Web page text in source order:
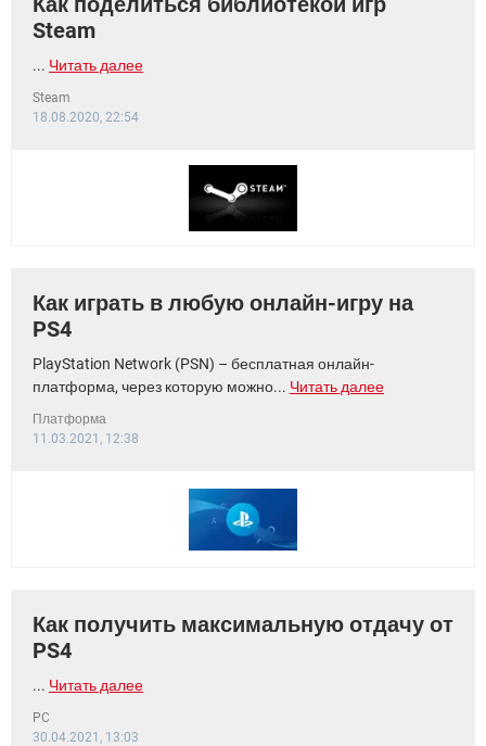
Steam
... Читать далее
Steam
18.08.2020, 22:54
Как играть в любую онлайн-игру на
PS4
PlayStation Network (PSN) – бесплатная онлайн-
платформа, через которую можно... Читать далее
Платформа
11.03.2021, 12:38
Как получить максимальную отдачу от
PS4
... Читать далее
PC
30.04.2021, 13:03